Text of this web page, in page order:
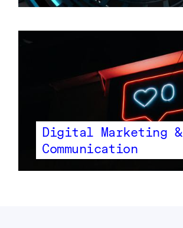
Digital Marketing &
Communication